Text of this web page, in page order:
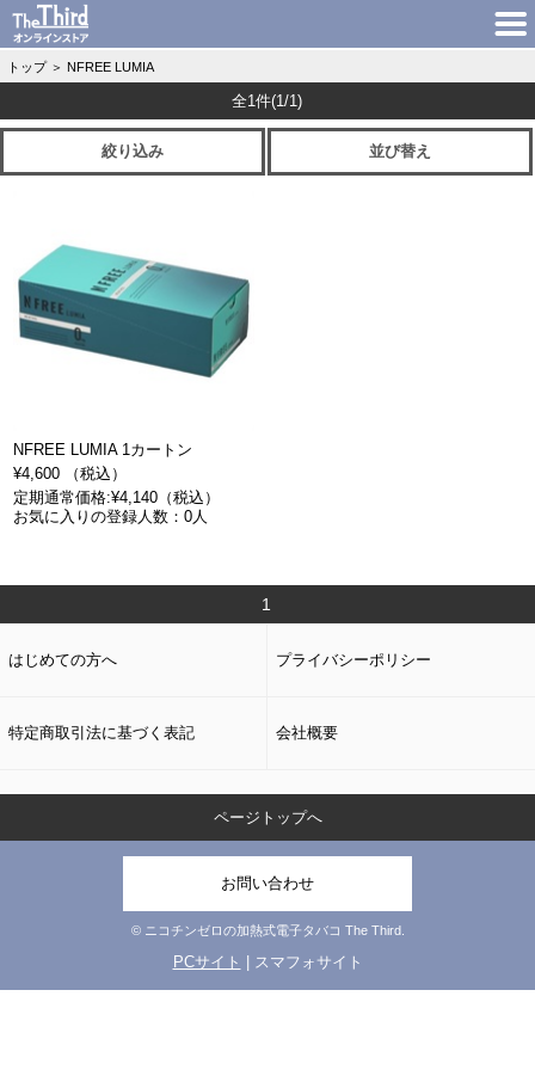
トップ ＞ NFREE LUMIA
全1件(1/1)
絞り込み 並び替え
NFREE LUMIA 1カートン
¥4,600 （税込）
定期通常価格:¥4,140（税込）
お気に入りの登録人数：0人
1
はじめての方へ プライバシーポリシー
特定商取引法に基づく表記 会社概要
ページトップへ
お問い合わせ
© ニコチンゼロの加熱式電子タバコ The Third.
PCサイト | スマフォサイト